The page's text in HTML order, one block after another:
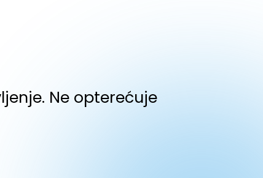
Ne opterećuje